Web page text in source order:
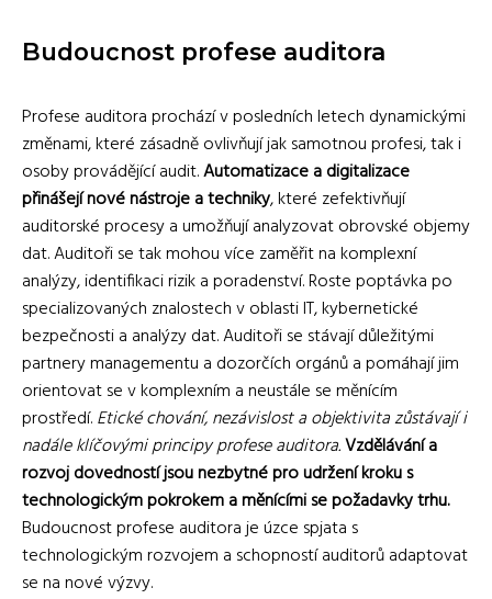
Budoucnost profese auditora
Profese auditora prochází v posledních letech dynamickými
změnami, které zásadně ovlivňují jak samotnou profesi, tak i
osoby provádějící audit.Automatizace a digitalizace
přinášejí nové nástroje a techniky, které zefektivňují
auditorské procesy a umožňují analyzovat obrovské objemy
dat. Auditoři se tak mohou více zaměřit na komplexní
analýzy, identifikaci rizik a poradenství. Roste poptávka po
specializovaných znalostech v oblasti IT, kybernetické
bezpečnosti a analýzy dat. Auditoři se stávají důležitými
partnery managementu a dozorčích orgánů a pomáhají jim
orientovat se v komplexním a neustále se měnícím
prostředí.Etické chování, nezávislost a objektivita zůstávají i
nadále klíčovými principy profese auditora.Vzdělávání a
rozvoj dovedností jsou nezbytné pro udržení kroku s
technologickým pokrokem a měnícími se požadavky trhu.
Budoucnost profese auditora je úzce spjata s
technologickým rozvojem a schopností auditorů adaptovat
se na nové výzvy.